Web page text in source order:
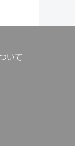
いて